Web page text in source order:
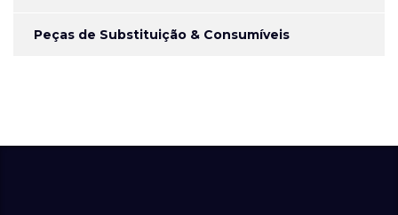
Peças de Substituição & Consumíveis